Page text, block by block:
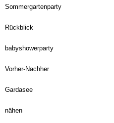
Sommergartenparty
Rückblick
babyshowerparty
Vorher-Nachher
Gardasee
nähen